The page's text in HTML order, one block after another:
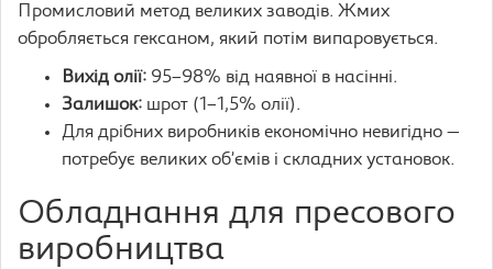
Промисловий метод великих заводів. Жмих
обробляється гексаном, який потім випаровується.
Вихід олії: 95–98% від наявної в насінні.
Залишок: шрот (1–1,5% олії).
Для дрібних виробників економічно невигідно —
потребує великих об’ємів і складних установок.
Обладнання для пресового
виробництва